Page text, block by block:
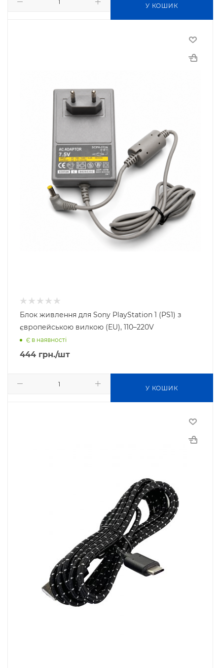
У КОШИК
Блок живлення для Sony PlayStation 1 (PS1) з
європейською вилкою (EU), 110–220V
Є в наявності
444 грн./шт
У КОШИК